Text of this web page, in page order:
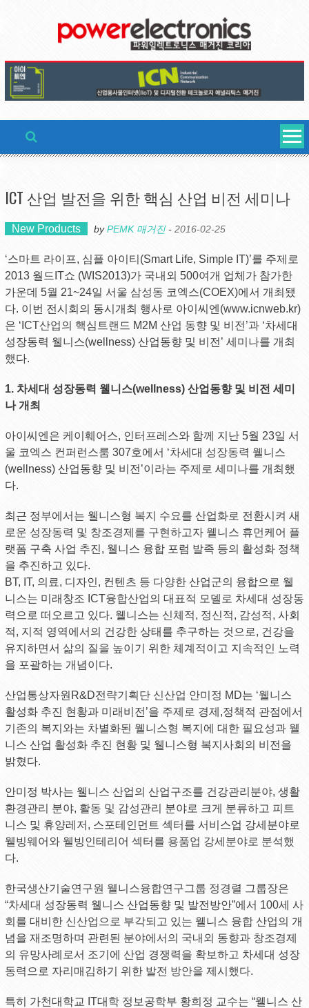
ICT 산업 발전을 위한 핵심 산업 비전 세미나
New Products byPEMK 매거진- 2016-02-25
‘스마트 라이프, 심플 아이티(Smart Life, Simple IT)’를 주제로
2013 월드IT쇼 (WIS2013)가 국내외 500여개 업체가 참가한
가운데 5월 21~24일 서울 삼성동 코엑스(COEX)에서 개최됐
다. 이번 전시회의 동시개최 행사로 아이씨엔(www.icnweb.kr)
은 ‘ICT산업의 핵심트랜드 M2M 산업 동향 및 비전’과 ‘차세대
성장동력 웰니스(wellness) 산업동향 및 비전’ 세미나를 개최
했다.
1. 차세대 성장동력 웰니스(wellness) 산업동향 및 비전 세미
나 개최
아이씨엔은 케이훼어스, 인터프레스와 함께 지난 5월 23일 서
울 코엑스 컨퍼런스룸 307호에서 ‘차세대 성장동력 웰니스
(wellness) 산업동향 및 비전’이라는 주제로 세미나를 개최했
다.
최근 정부에서는 웰니스형 복지 수요를 산업화로 전환시켜 새
로운 성장동력 및 창조경제를 구현하고자 웰니스 휴먼케어 플
랫폼 구축 사업 추진, 웰니스 융합 포럼 발족 등의 활성화 정책
을 추진하고 있다.
BT, IT, 의료, 디자인, 컨텐츠 등 다양한 산업군의 융합으로 웰
니스는 미래창조 ICT융합산업의 대표적 모델로 차세대 성장동
력으로 떠오르고 있다. 웰니스는 신체적, 정신적, 감성적, 사회
적, 지적 영역에서의 건강한 상태를 추구하는 것으로, 건강을
유지하면서 삶의 질을 높이기 위한 체계적이고 지속적인 노력
을 포괄하는 개념이다.
산업통상자원R&D전략기획단 신산업 안미정 MD는 ‘웰니스
활성화 추진 현황과 미래비전’을 주제로 경제,정책적 관점에서
기존의 복지와는 차별화된 웰니스형 복지에 대한 필요성과 웰
니스 산업 활성화 추진 현황 및 웰니스형 복지사회의 비전을
밝혔다.
안미정 박사는 웰니스 산업의 산업구조를 건강관리분야, 생활
환경관리 분야, 활동 및 감성관리 분야로 크게 분류하고 피트
니스 및 휴양레저, 스포테인먼트 섹터를 서비스업 강세분야로
웰빙웨어와 웰빙인테리어 섹터를 용품업 강세분야로 분석했
다.
한국생산기술연구원 웰니스융합연구그룹 정경렬 그룹장은
“차세대 성장동력 웰니스 산업동향 및 발전방안”에서 100세 사
회를 대비한 신산업으로 부각되고 있는 웰니스 융합 산업의 개
념을 재조명하며 관련된 분야에서의 국내외 동향과 창조경제
의 유망사례로서 조기에 산업 경쟁력을 확보하고 차세대 성장
동력으로 자리매김하기 위한 발전 방안을 제시했다.
특히 가천대학교 IT대학 정보공학부 황희정 교수는 “웰니스 산